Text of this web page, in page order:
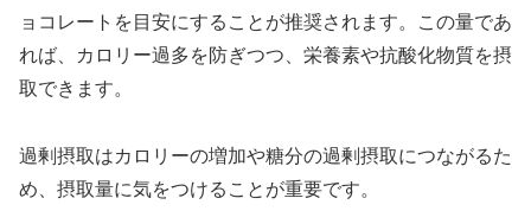
ョコレートを目安にすることが推奨されます。この量であ
れば、カロリー過多を防ぎつつ、栄養素や抗酸化物質を摂
取できます。
過剰摂取はカロリーの増加や糖分の過剰摂取につながるた
め、摂取量に気をつけることが重要です。